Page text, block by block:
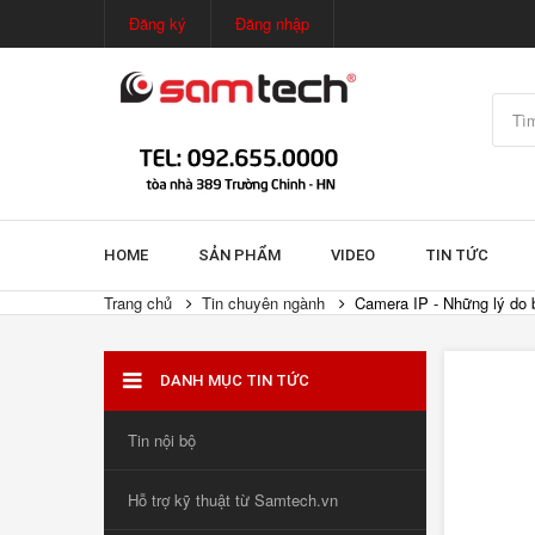
Đăng ký Đăng nhập
HOME SẢN PHẨM VIDEO TIN TỨC
Trang chủ Tin chuyên ngành Camera IP - Những lý do
DANH MỤC TIN TỨC
Tin nội bộ
Hỗ trợ kỹ thuật từ Samtech.vn